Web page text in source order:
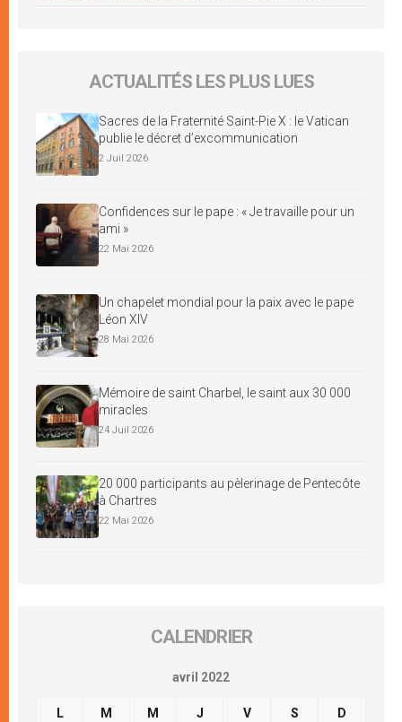
ACTUALITÉS LES PLUS LUES
Sacres de la Fraternité Saint-Pie X : le Vatican
publie le décret d’excommunication
2 Juil 2026
Confidences sur le pape : « Je travaille pour un
ami »
22 Mai 2026
Un chapelet mondial pour la paix avec le pape
Léon XIV
28 Mai 2026
Mémoire de saint Charbel, le saint aux 30 000
miracles
24 Juil 2026
20 000 participants au pèlerinage de Pentecôte
à Chartres
22 Mai 2026
CALENDRIER
avril 2022
L M M J V S D